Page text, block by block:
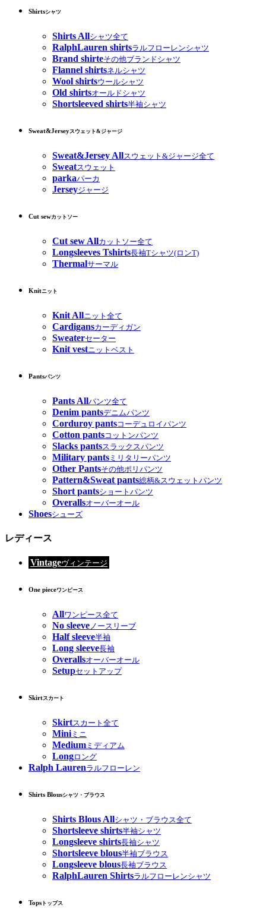
Shirtsシャツ
Shirts Allシャツ全て
RalphLauren shirtsラルフローレンシャツ
Brand shirteその他ブランドシャツ
Flannel shirtsネルシャツ
Wool shirtsウールシャツ
Old shirtsオールドシャツ
Shortsleeved shirts半袖シャツ
Sweat&Jerseyスウェット&ジャージ
Sweat&Jersey Allスウェット&ジャージ全て
Sweatスウェット
parkaパーカ
Jerseyジャージ
Cut sewカットソー
Cut sew Allカットソー全て
Longsleeves Tshirts長袖Tシャツ(ロンT)
Thermalサーマル
Knitニット
Knit Allニット全て
Cardigansカーディガン
Sweaterセーター
Knit vestニットベスト
Pantsパンツ
Pants Allパンツ全て
Denim pantsデニムパンツ
Corduroy pantsコーデュロイパンツ
Cotton pantsコットンパンツ
Slacks pantsスラックスパンツ
Military pants ミリタリーパンツ
Other Pantsその他ポリパンツ
Pattern&Sweat pants総柄&スウェットパンツ
Short pantsショートパンツ
Overallsオーバーオール
Shoesシューズ
レディース
Vintageヴィンテージ
One pieceワンピース
Allワンピース全て
No sleeveノースリーブ
Half sleeve半袖
Long sleeve長袖
Overallsオーバーオール
Setupセットアップ
Skirtスカート
Skirtスカート全て
Miniミニ
Medium ミディアム
Longロング
Ralph Laurenラルフローレン
Shirts Blousシャツ・ブラウス
Shirts Blous Allシャツ・ブラウス全て
Shortsleeve shirts半袖シャツ
Longsleeve shirts長袖シャツ
Shortsleeve blous半袖ブラウス
Longsleeve blous長袖ブラウス
RalphLauren Shirtsラルフローレンシャツ
Tops トップス